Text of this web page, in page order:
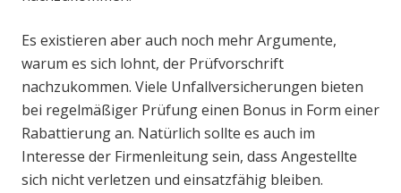
Es existieren aber auch noch mehr Argumente,
warum es sich lohnt, der Prüfvorschrift
nachzukommen. Viele Unfallversicherungen bieten
bei regelmäßiger Prüfung einen Bonus in Form einer
Rabattierung an. Natürlich sollte es auch im
Interesse der Firmenleitung sein, dass Angestellte
sich nicht verletzen und einsatzfähig bleiben.